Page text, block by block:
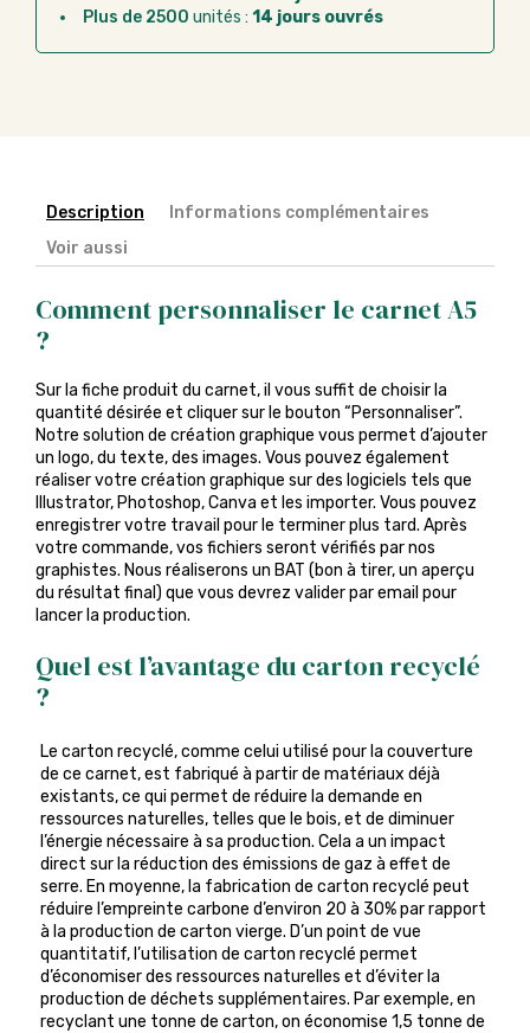
Plus de 2500 unités : 14 jours ouvrés
Description
Informations complémentaires
Voir aussi
Comment personnaliser le carnet A5
?
Sur la fiche produit du carnet, il vous suffit de choisir la
quantité désirée et cliquer sur le bouton “Personnaliser”.
Notre solution de création graphique vous permet d’ajouter
un logo, du texte, des images. Vous pouvez également
réaliser votre création graphique sur des logiciels tels que
Illustrator, Photoshop, Canva et les importer. Vous pouvez
enregistrer votre travail pour le terminer plus tard. Après
votre commande, vos fichiers seront vérifiés par nos
graphistes. Nous réaliserons un BAT (bon à tirer, un aperçu
du résultat final) que vous devrez valider par email pour
lancer la production.
Quel est l’avantage du carton recyclé
?
Le carton recyclé, comme celui utilisé pour la couverture
de ce carnet, est fabriqué à partir de matériaux déjà
existants, ce qui permet de réduire la demande en
ressources naturelles, telles que le bois, et de diminuer
l’énergie nécessaire à sa production. Cela a un impact
direct sur la réduction des émissions de gaz à effet de
serre. En moyenne, la fabrication de carton recyclé peut
réduire l’empreinte carbone d’environ 20 à 30% par rapport
à la production de carton vierge. D’un point de vue
quantitatif, l’utilisation de carton recyclé permet
d’économiser des ressources naturelles et d’éviter la
production de déchets supplémentaires. Par exemple, en
recyclant une tonne de carton, on économise 1,5 tonne de